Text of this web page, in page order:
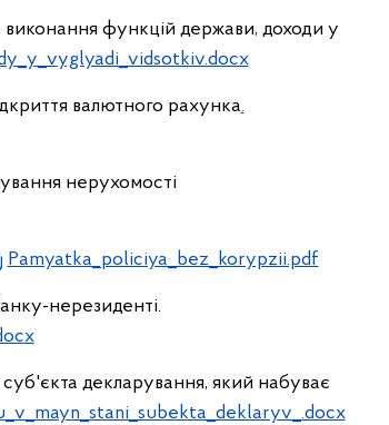
виконання функцій держави, доходи у
валютного рахунка.
нерухомості
Pamyatka_policiya_bez_korypzii.pdf
нерезиденті.
декларування, який набуває